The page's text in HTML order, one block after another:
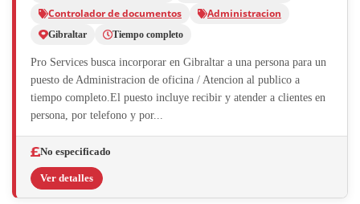
Controlador de documentos
Administracion
Gibraltar Tiempo completo
Pro Services busca incorporar en Gibraltar a una persona para un
puesto de Administracion de oficina / Atencion al publico a
tiempo completo.El puesto incluye recibir y atender a clientes en
persona, por telefono y por...
No especificado
Ver detalles